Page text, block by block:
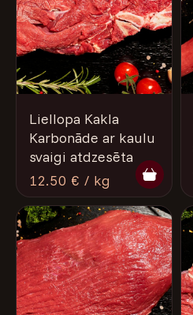
Liellopa Kakla
Karbonāde ar kaulu
svaigi atdzesēta
12.50 € / kg